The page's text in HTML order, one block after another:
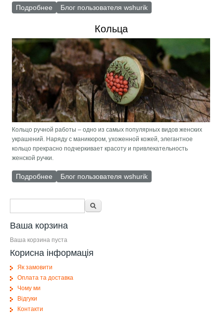
Подробнее о Где хранить украшения?
Блог пользователя wshurik
Кольца
Кольцо ручной работы – одно из самых популярных видов женских
украшений. Наряду с маникюром, ухоженной кожей, элегантное
кольцо прекрасно подчеркивает красоту и привлекательность
женской ручки.
Подробнее о Кольца
Блог пользователя wshurik
Форма поиска
Ваша корзина
Ваша корзина пуста
Корисна інформація
Як замовити
Оплата та доставка
Чому ми
Відгуки
Контакти